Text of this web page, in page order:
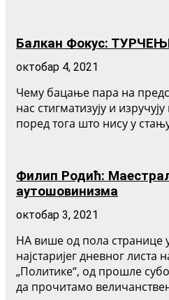
Балкан Фокус:
октобар 4, 2021
Чему бацање пара на
нас стигматизују и
поред тога што нису у
Филип Родић:
аутошовинизма
октобар 3, 2021
НА више од пола странице
најстаријег дневног листа
„Политике“, од прошле
да прочитамо